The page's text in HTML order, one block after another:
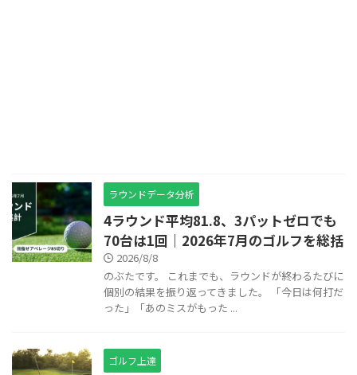
ラウンドデータ分析
4ラウンド平均81.8、3パットゼロでも
70台は1回｜2026年7月のゴルフを総括
2026/8/8
のぶたです。 これまでも、ラウンドが終わるたびに
個別の結果を振り返ってきました。 「今日は何打だ
った」「あのミスがもった ...
ゴルフ上達